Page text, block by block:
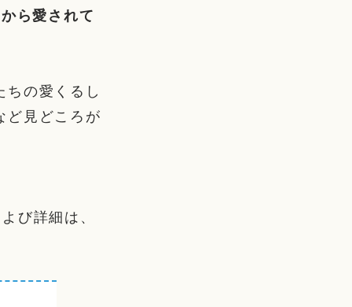
ら愛されて
の愛くるし
ど見どころが
び詳細は、